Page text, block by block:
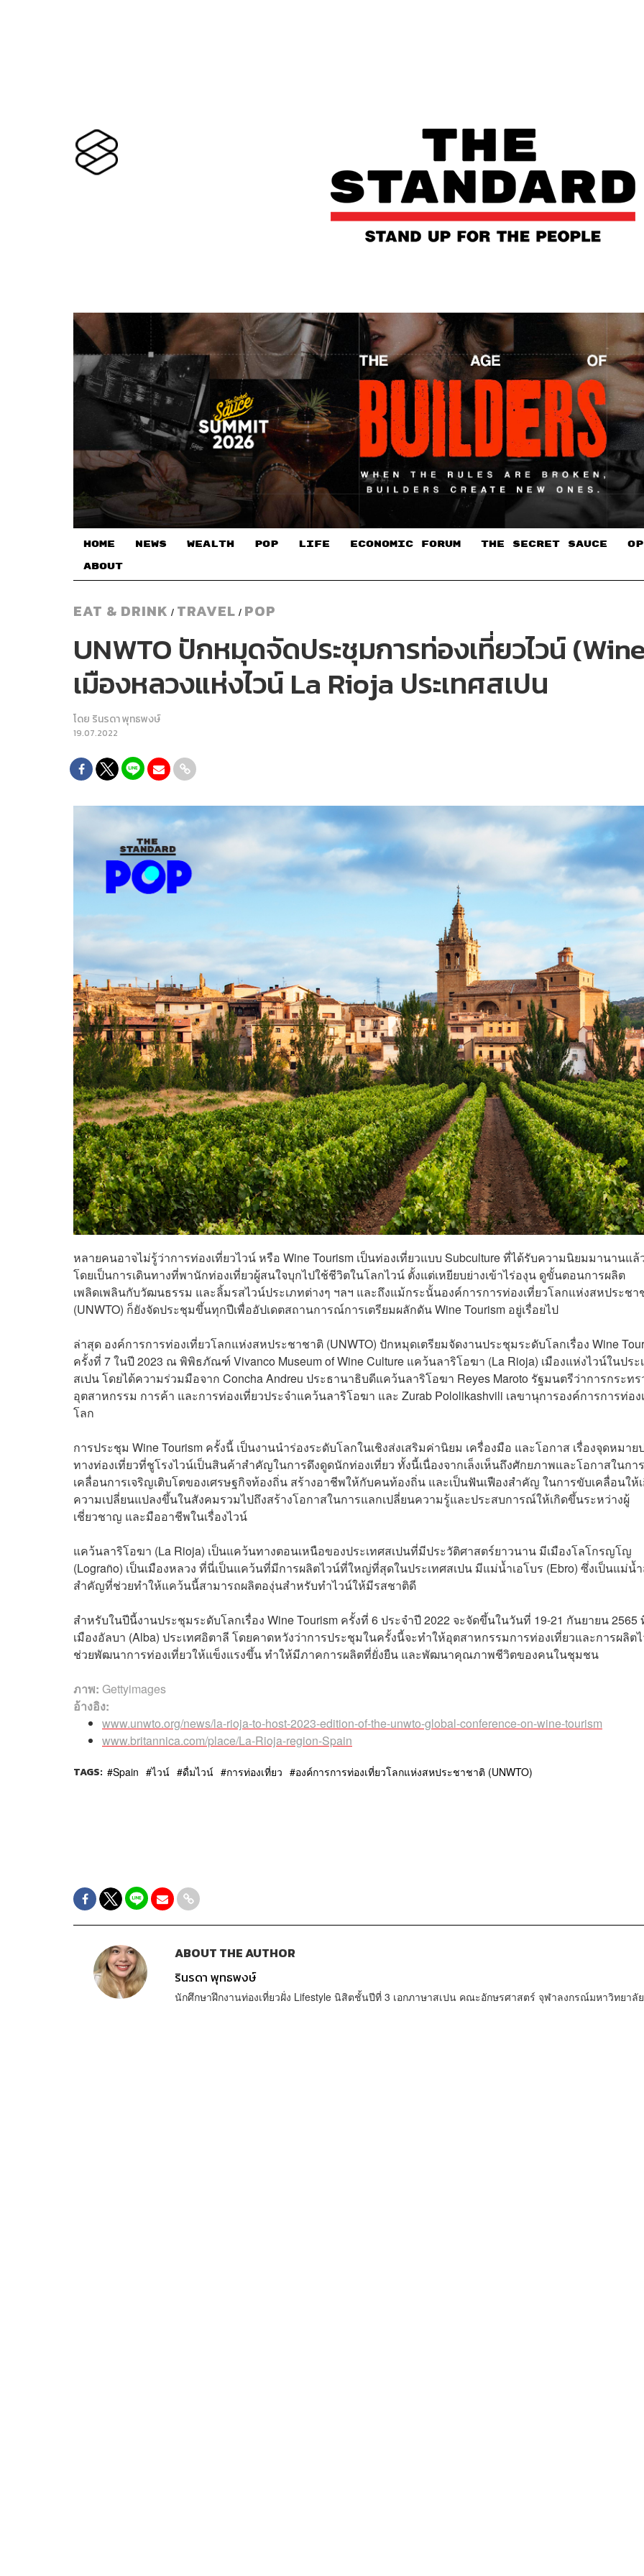
HOME NEWS WEALTH POP LIFE ECONOMIC FORUM THE SECRET SAUCE​
ABOUT
EAT & DRINK / TRAVEL / POP
UNWTO ปักหมุดจัดประชุมการท่องเที่ยวไวน์
เมืองหลวงแห่งไวน์ La Rioja ประเทศสเปน
โดย รินรดา พุทธพงษ์
19.07.2022
หลายคนอาจไม่รู้ว่าการท่องเที่ยวไวน์ หรือ Wine Tourism เป็นท่องเที่ยวแบบ Subculture ที่ได้รับความนิยมมานานแล้
โดยเป็นการเดินทางที่พานักท่องเที่ยวผู้สนใจบุกไปใช้ชีวิตในโลกไวน์ ตั้งแต่เหยียบย่างเข้าไร่องุน ดูขั้นตอนการผลิต
เพลิดเพลินกับวัฒนธรรม และลิ้มรสไวน์ประเภทต่างๆ ฯลฯ และถึงแม้กระนั้นองค์การการท่องเที่ยวโลกแห่งสหประชา
(UNWTO) ก็ยังจัดประชุมขึ้นทุกปีเพื่ออัปเดตสถานการณ์การเตรียมผลักดัน Wine Tourism อยู่เรื่อยไป
ล่าสุด องค์การการท่องเที่ยวโลกแห่งสหประชาชาติ (UNWTO) ปักหมุดเตรียมจัดงานประชุมระดับโลกเรื่อง Wine
ครั้งที่ 7 ในปี 2023 ณ ​พิพิธภัณฑ์ Vivanco Museum of Wine Culture แคว้นลาริโอฆา (La Rioja) เมืองแห่งไวน์ในประ
สเปน โดยได้ความร่วมมือจาก Concha Andreu ประธานาธิบดีแคว้นลาริโอฆา Reyes Maroto รัฐมนตรีว่าการกระทร
อุตสาหกรรม การค้า และการท่องเที่ยวประจำแคว้นลาริโอฆา และ Zurab Pololikashvili เลขานุการองค์การการท่อง
โลก
การประชุม Wine Tourism ครั้งนี้ เป็นงานนำร่องระดับโลกในเชิงส่งเสริมค่านิยม เครื่องมือ และโอกาส เรื่องจุดหมาย
ทางท่องเที่ยวที่ชูโรงไวน์เป็นสินค้าสำคัญในการดึงดูดนักท่องเที่ยว ทั้งนี้เนื่องจากเล็งเห็นถึงศักยภาพและโอกาสในกา
เคลื่อนการเจริญเติบโตของเศรษฐกิจท้องถิ่น สร้างอาชีพให้กับคนท้องถิ่น และเป็นฟันเฟืองสำคัญ ในการขับเคลื่อนให้
ความเปลี่ยนแปลงขึ้นในสังคมรวมไปถึงสร้างโอกาสในการแลกเปลี่ยนความรู้และประสบการณ์ให้เกิดขึ้นระหว่างผู้
เชี่ยวชาญ และมืออาชีพในเรื่องไวน์
แคว้นลาริโอฆา (La Rioja) เป็นแคว้นทางตอนเหนือของประเทศสเปนที่มีประวัติศาสตร์ยาวนาน มีเมืองโลโกรญโญ
(Lograño) เป็นเมืองหลวง ที่นี่เป็นแคว้นที่มีการผลิตไวน์ที่ใหญ่ที่สุดในประเทศสเปน มีแม่น้ำเอโบร (Ebro) ซึ่งเป็นแม่น้
สำคัญที่ช่วยทำให้แคว้นนี้สามารถผลิตองุ่นสำหรับทำไวน์ให้มีรสชาติดี
สำหรับในปีนี้งานประชุมระดับโลกเรื่อง Wine Tourism ครั้งที่ 6 ประจำปี 2022 จะจัดขึ้นในวันที่ 19-21 กันยายน 2565
เมืองอัลบา (Alba) ประเทศอิตาลี โดยคาดหวังว่าการประชุมในครั้งนี้จะทำให้อุตสาหกรรมการท่องเที่ยวและการผลิต
ช่วยพัฒนาการท่องเที่ยวให้แข็งแรงขึ้น ทำให้มีภาคการผลิตที่ยั่งยืน และพัฒนาคุณภาพชีวิตของคนในชุมชน
ภาพ: Gettyimages
อ้างอิง:
www.unwto.org/news/la-rioja-to-host-2023-edition-of-the-unwto-global-conference-on-wine-tourism
www.britannica.com/place/La-Rioja-region-Spain
TAGS: Spain ไวน์ ดื่มไวน์ การท่องเที่ยว องค์การการท่องเที่ยวโลกแห่งสหประชาชาติ (UNWTO)
ABOUT THE AUTHOR
รินรดา พุทธพงษ์
นักศึกษาฝึกงานท่องเที่ยวฝั่ง Lifestyle นิสิตชั้นปีที่ 3 เอกภาษาสเปน คณะอักษรศาสตร์ จุฬาลงกรณ์มหาวิทยาลัย